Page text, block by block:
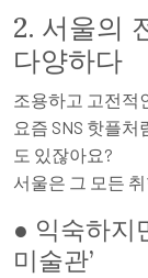
2. 서울의
다양하다
조용하고 고전적
요즘 SNS 핫플
도 있잖아요?
서울은 그 모든
● 익숙하지
미술관’